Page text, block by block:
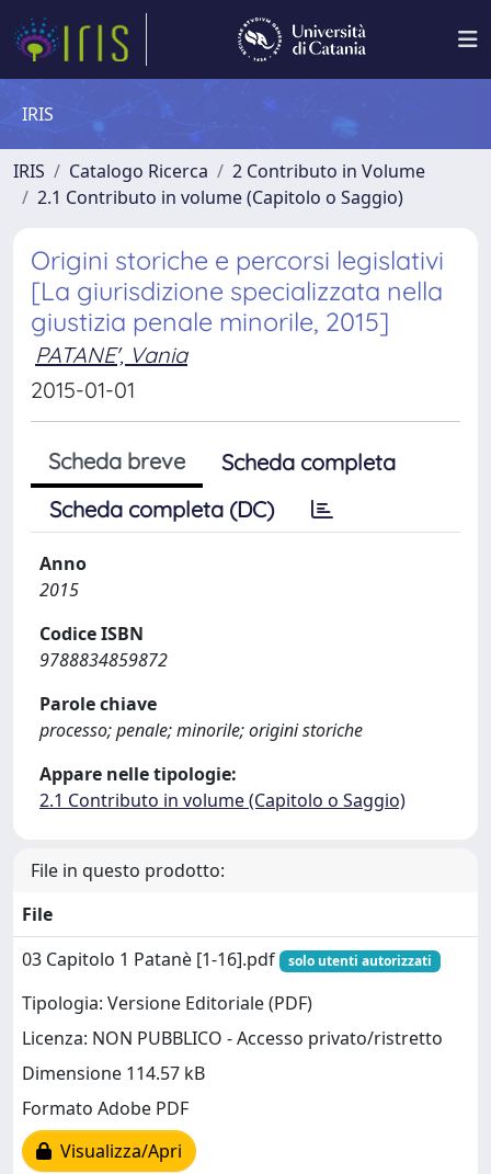
IRIS
IRIS Catalogo Ricerca
2 Contributo in Volume
2.1 Contributo in volume (Capitolo o Saggio)
Origini storiche e percorsi legislativi
[La giurisdizione specializzata nella
giustizia penale minorile, 2015]
PATANE', Vania
2015-01-01
Scheda breve
Scheda completa
Scheda completa (DC)
Anno
2015
Codice ISBN
9788834859872
Parole chiave
processo; penale; minorile; origini storiche
Appare nelle tipologie:
2.1 Contributo in volume (Capitolo o Saggio)
File in questo prodotto:
File
03 Capitolo 1 Patanè [1-16].pdf
solo utenti autorizzati
Tipologia: Versione Editoriale (PDF)
Licenza: NON PUBBLICO - Accesso privato/ristretto
Dimensione 114.57 kB
Formato Adobe PDF
Visualizza/Apri